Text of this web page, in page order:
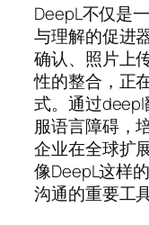
DeepL不仅是
与理解的促进
确认、照片上
性的整合，正
式。通过
服语言障碍，
企业在全球扩
像DeepL这样
沟通的重要工